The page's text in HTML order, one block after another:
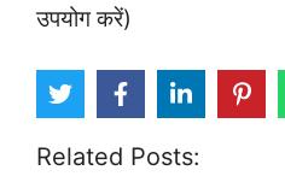
उपयोग करें)
Related Posts: